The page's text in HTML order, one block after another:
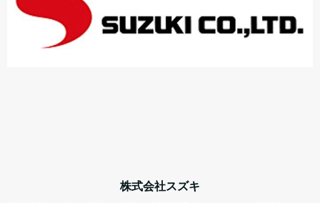
株式会社スズキ